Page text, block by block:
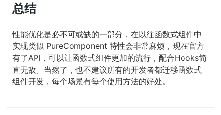
总结
性能优化是必不可或缺的一部分，在以往函数式组件中
实现类似 PureComponent 特性会非常麻烦，现在官方
有了API，可以让函数式组件更加的流行，配合Hooks简
直无敌。当然了，也不建议所有的开发者都迁移函数式
组件开发，每个场景有每个使用方法的好处。